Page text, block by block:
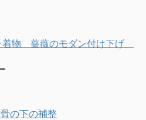
着物 薔薇のモダン付け下げ
の下の補整